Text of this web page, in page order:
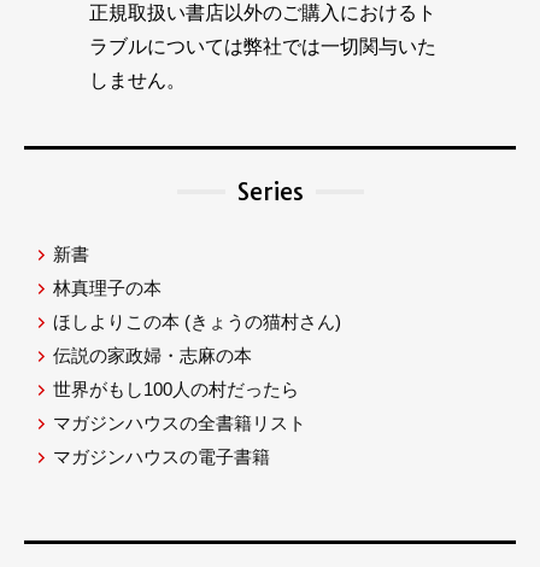
正規取扱い書店以外のご購入におけるト
ラブルについては弊社では一切関与いた
しません。
Series
新書
林真理子の本
ほしよりこの本 (きょうの猫村さん)
伝説の家政婦・志麻の本
世界がもし100人の村だったら
マガジンハウスの全書籍リスト
マガジンハウスの電子書籍